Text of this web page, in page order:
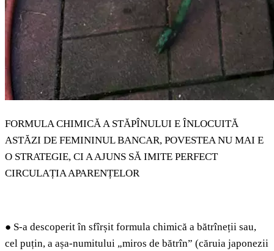
FORMULA CHIMICĂ A STĂPÎNULUI E ÎNLOCUITĂ
ASTĂZI DE FEMININUL BANCAR, POVESTEA NU MAI E
O STRATEGIE, CI A AJUNS SĂ IMITE PERFECT
CIRCULAȚIA APARENȚELOR
● S-a descoperit în sfîrșit formula chimică a bătrîneții sau,
cel puțin, a așa-numitului „miros de bătrîn” (căruia japonezii